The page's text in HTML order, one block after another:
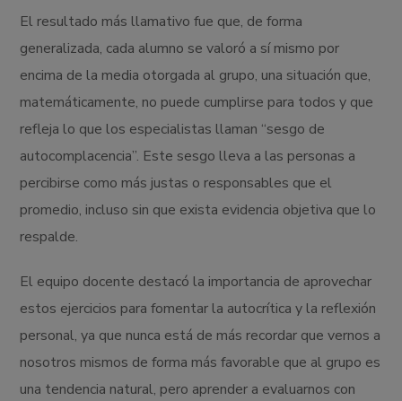
El resultado más llamativo fue que, de forma
generalizada, cada alumno se valoró a sí mismo por
encima de la media otorgada al grupo, una situación que,
matemáticamente, no puede cumplirse para todos y que
refleja lo que los especialistas llaman “sesgo de
autocomplacencia”. Este sesgo lleva a las personas a
percibirse como más justas o responsables que el
promedio, incluso sin que exista evidencia objetiva que lo
respalde.
El equipo docente destacó la importancia de aprovechar
estos ejercicios para fomentar la autocrítica y la reflexión
personal, ya que nunca está de más recordar que vernos a
nosotros mismos de forma más favorable que al grupo es
una tendencia natural, pero aprender a evaluarnos con